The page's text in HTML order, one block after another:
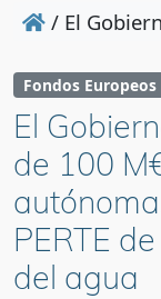
/ El
Fondos Europeos
El
de 100
PERTE
del agua